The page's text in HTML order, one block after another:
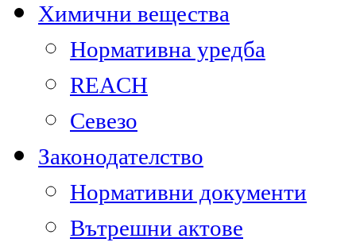
Химични вещества
Нормативна уредба
REACH
Севезо
Законодателство
Нормативни документи
Вътрешни актове